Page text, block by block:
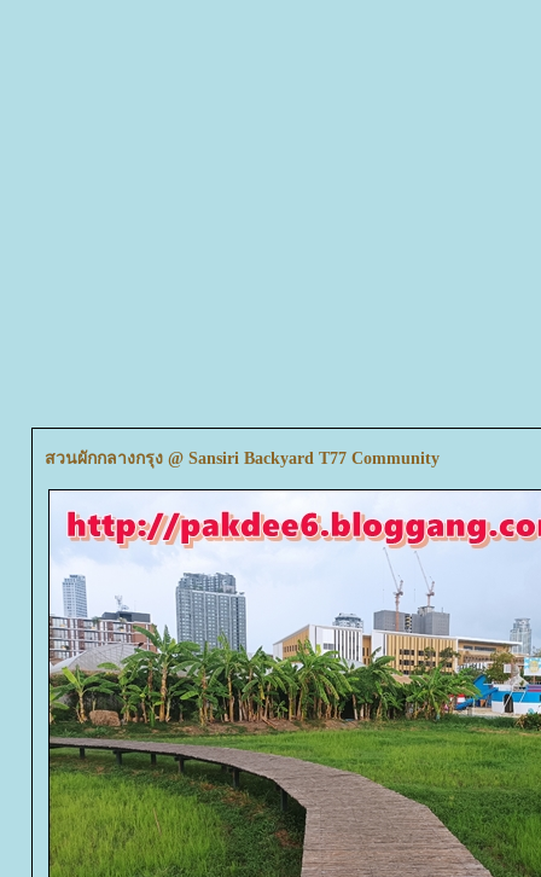
สวนผักกลางกรุง @ Sansiri Backyard T77 Community